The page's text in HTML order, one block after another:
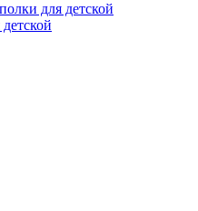
для детской